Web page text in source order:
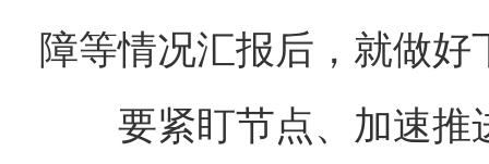
障等情况汇报后，就做
要紧盯节点、加速推